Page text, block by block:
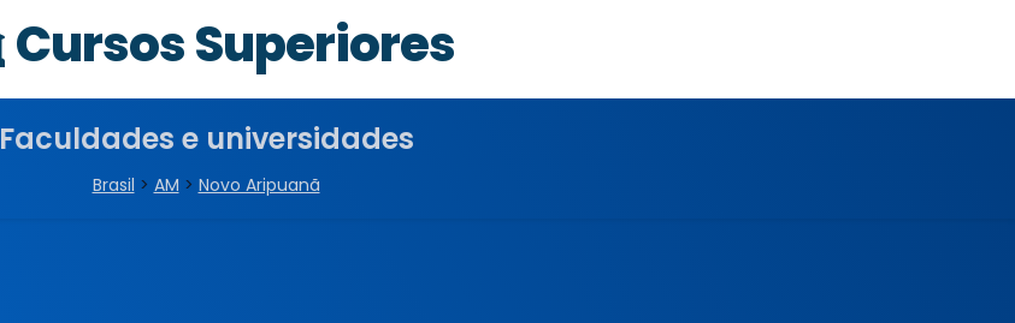
Cursos Superiores
Faculdades e universidades
Brasil > AM > Novo Aripuanã